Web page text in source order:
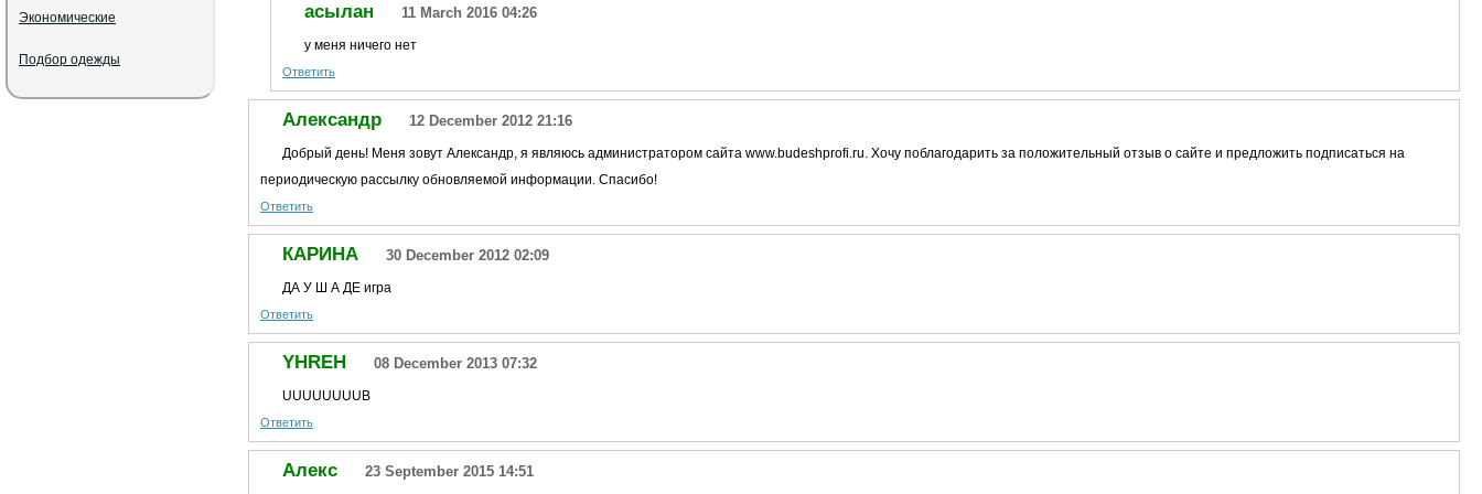
асылан 11 March 2016 04:26
у меня ничего нет
Ответить
Александр 12 December 2012 21:16
Добрый день! Меня зовут Александр, я являюсь администратором сайта www.budeshprofi.ru. Хочу поблагодарить за положительный отзыв о сайте и предложить подписаться на
периодическую рассылку обновляемой информации. Спасибо!
Ответить
КАРИНА 30 December 2012 02:09
ДА У Ш А ДЕ игра
Ответить
YHREH 08 December 2013 07:32
UUUUUUUUB
Ответить
Алекс 23 September 2015 14:51
Экономические
Подбор одежды